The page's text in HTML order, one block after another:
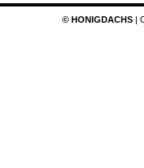
© HONIGDACHS |